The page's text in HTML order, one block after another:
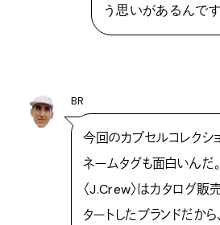
う思いがあるんです
BR
今回のカプセルコレクシ
ネームタグも面白いんだ。
〈J.Crew〉はカタログ販
タートしたブランドだから